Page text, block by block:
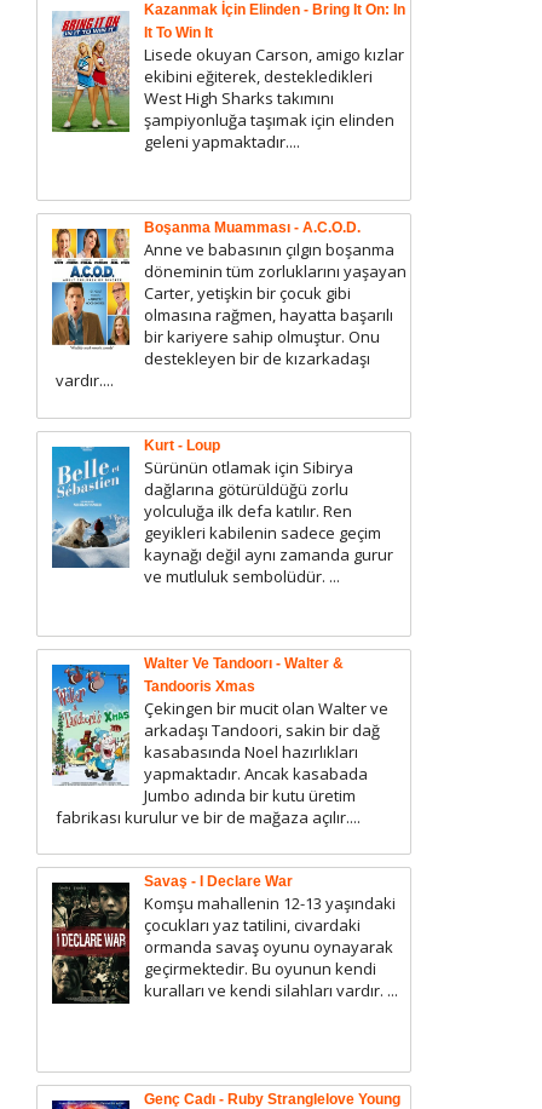
Kazanmak İçin Elinden - Bring It On: In
It To Win It
Lisede okuyan Carson, amigo kızlar
ekibini eğiterek, destekledikleri
West High Sharks takımını
şampiyonluğa taşımak için elinden
geleni yapmaktadır....
Boşanma Muamması - A.C.O.D.
Anne ve babasının çılgın boşanma
döneminin tüm zorluklarını yaşayan
Carter, yetişkin bir çocuk gibi
olmasına rağmen, hayatta başarılı
bir kariyere sahip olmuştur. Onu
destekleyen bir de kızarkadaşı
vardır....
Kurt - Loup
Sürünün otlamak için Sibirya
dağlarına götürüldüğü zorlu
yolculuğa ilk defa katılır. Ren
geyikleri kabilenin sadece geçim
kaynağı değil aynı zamanda gurur
ve mutluluk sembolüdür. ...
Walter Ve Tandoorı - Walter &
Tandooris Xmas
Çekingen bir mucit olan Walter ve
arkadaşı Tandoori, sakin bir dağ
kasabasında Noel hazırlıkları
yapmaktadır. Ancak kasabada
Jumbo adında bir kutu üretim
fabrikası kurulur ve bir de mağaza açılır....
Savaş - I Declare War
Komşu mahallenin 12-13 yaşındaki
çocukları yaz tatilini, civardaki
ormanda savaş oyunu oynayarak
geçirmektedir. Bu oyunun kendi
kuralları ve kendi silahları vardır. ...
Genç Cadı - Ruby Stranglelove Young